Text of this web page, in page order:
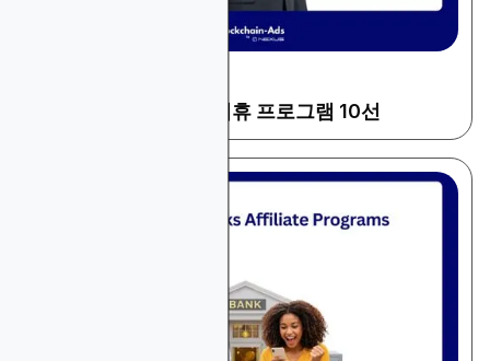
2026년 고수익 보험 제휴 프로그램 10선